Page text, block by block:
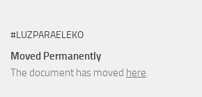
#LUZPARAELEKO
Moved Permanently
The document has moved here.